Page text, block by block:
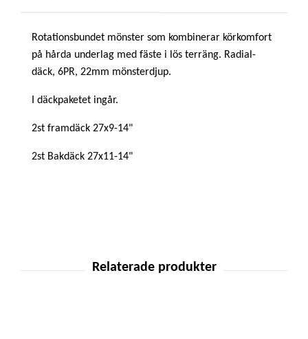
Rotationsbundet mönster som kombinerar körkomfort
på hårda underlag med fäste i lös terräng. Radial-
däck, 6PR, 22mm mönsterdjup.
I däckpaketet ingår.
2st framdäck 27x9-14"
2st Bakdäck 27x11-14"